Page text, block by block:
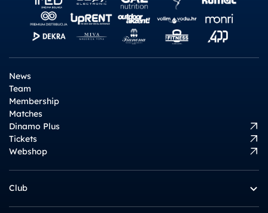
News
Team
Membership
Matches
Dinamo Plus
Tickets
Webshop
Club